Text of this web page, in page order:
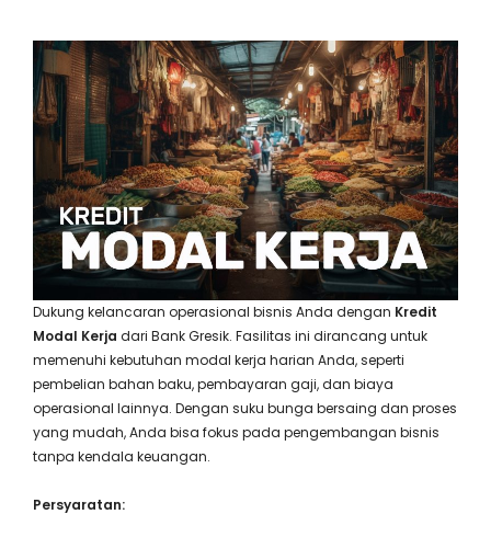
Dukung kelancaran operasional bisnis Anda dengan Kredit
Modal Kerja dari Bank Gresik. Fasilitas ini dirancang untuk
memenuhi kebutuhan modal kerja harian Anda, seperti
pembelian bahan baku, pembayaran gaji, dan biaya
operasional lainnya. Dengan suku bunga bersaing dan proses
yang mudah, Anda bisa fokus pada pengembangan bisnis
tanpa kendala keuangan.
Persyaratan: